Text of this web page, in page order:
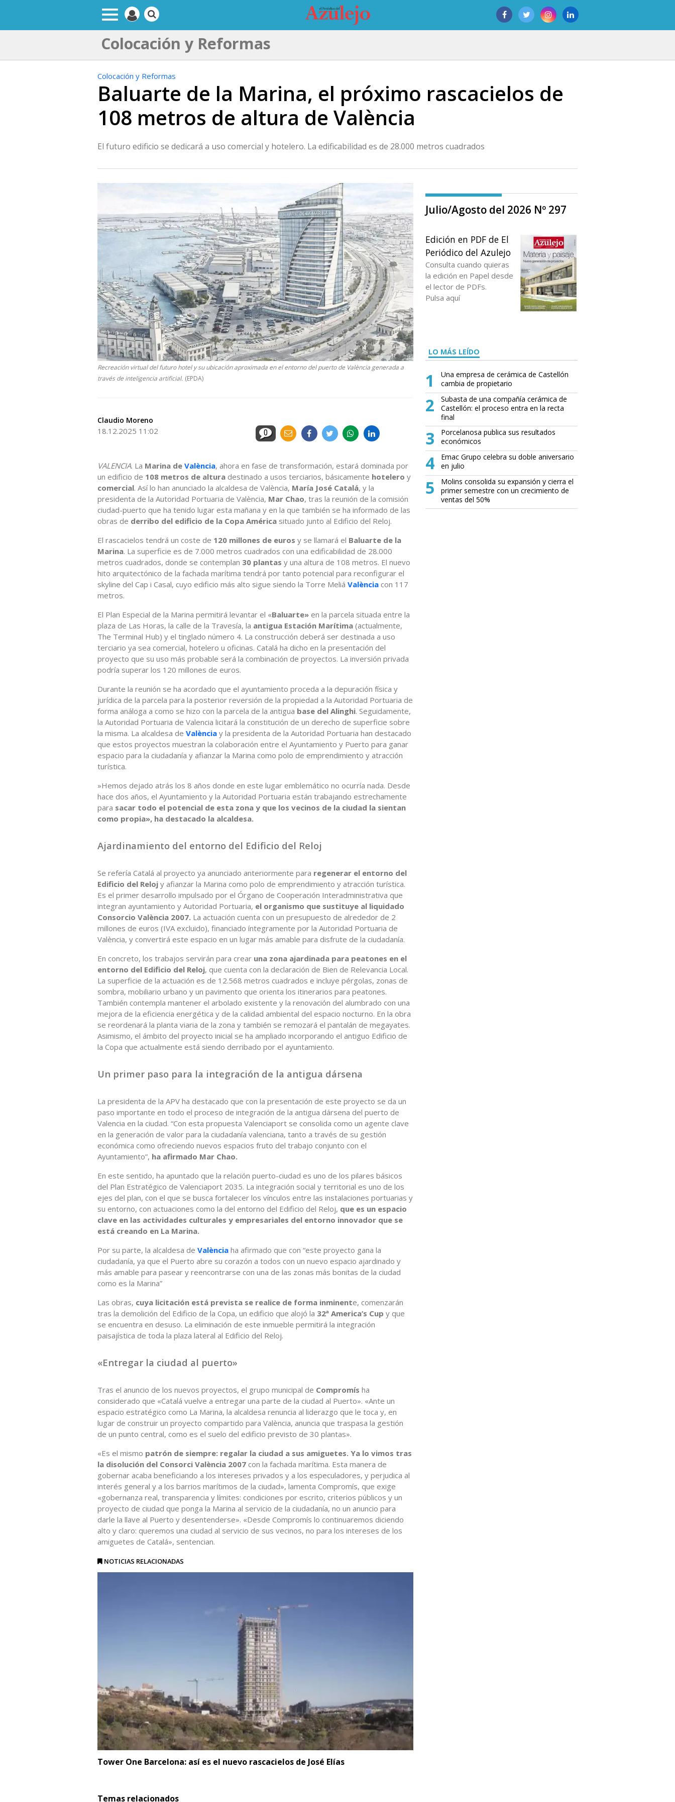
Colocación y Reformas
Colocación y Reformas
Baluarte de la Marina, el próximo rascacielos de
108 metros de altura de València
El futuro edificio se dedicará a uso comercial y hotelero. La edificabilidad es de 28.000 metros cuadrados
Recreación virtual del futuro hotel y su ubicación aproximada en el entorno del puerto de València generada a
través de inteligencia artificial. (EPDA)
Claudio Moreno
18.12.2025 11:02 0
VALENCIA. La Marina de València, ahora en fase de transformación, estará dominada por
un edificio de 108 metros de altura destinado a usos terciarios, básicamente hotelero y
comercial. Así lo han anunciado la alcaldesa de València, María José Catalá, y la
presidenta de la Autoridad Portuaria de València, Mar Chao, tras la reunión de la comisión
ciudad-puerto que ha tenido lugar esta mañana y en la que también se ha informado de las
obras de derribo del edificio de la Copa América situado junto al Edificio del Reloj.
El rascacielos tendrá un coste de 120 millones de euros y se llamará el Baluarte de la
Marina. La superficie es de 7.000 metros cuadrados con una edificabilidad de 28.000
metros cuadrados, donde se contemplan 30 plantas y una altura de 108 metros. El nuevo
hito arquitectónico de la fachada marítima tendrá por tanto potencial para reconfigurar el
skyline del Cap i Casal, cuyo edificio más alto sigue siendo la Torre Meliá València con 117
metros.
El Plan Especial de la Marina permitirá levantar el «Baluarte» en la parcela situada entre la
plaza de Las Horas, la calle de la Travesía, la antigua Estación Marítima (actualmente,
The Terminal Hub) y el tinglado número 4. La construcción deberá ser destinada a uso
terciario ya sea comercial, hotelero u oficinas. Catalá ha dicho en la presentación del
proyecto que su uso más probable será la combinación de proyectos. La inversión privada
podría superar los 120 millones de euros.
Durante la reunión se ha acordado que el ayuntamiento proceda a la depuración física y
jurídica de la parcela para la posterior reversión de la propiedad a la Autoridad Portuaria de
forma análoga a como se hizo con la parcela de la antigua base del Alinghi. Seguidamente,
la Autoridad Portuaria de Valencia licitará la constitución de un derecho de superficie sobre
la misma. La alcaldesa de València y la presidenta de la Autoridad Portuaria han destacado
que estos proyectos muestran la colaboración entre el Ayuntamiento y Puerto para ganar
espacio para la ciudadanía y afianzar la Marina como polo de emprendimiento y atracción
turística.
»Hemos dejado atrás los 8 años donde en este lugar emblemático no ocurría nada. Desde
hace dos años, el Ayuntamiento y la Autoridad Portuaria están trabajando estrechamente
para sacar todo el potencial de esta zona y que los vecinos de la ciudad la sientan
como propia», ha destacado la alcaldesa.
Ajardinamiento del entorno del Edificio del Reloj
Se refería Catalá al proyecto ya anunciado anteriormente para regenerar el entorno del
Edificio del Reloj y afianzar la Marina como polo de emprendimiento y atracción turística.
Es el primer desarrollo impulsado por el Órgano de Cooperación Interadministrativa que
integran ayuntamiento y Autoridad Portuaria, el organismo que sustituye al liquidado
Consorcio València 2007. La actuación cuenta con un presupuesto de alrededor de 2
millones de euros (IVA excluido), financiado íntegramente por la Autoridad Portuaria de
València, y convertirá este espacio en un lugar más amable para disfrute de la ciudadanía.
En concreto, los trabajos servirán para crear una zona ajardinada para peatones en el
entorno del Edificio del Reloj, que cuenta con la declaración de Bien de Relevancia Local.
La superficie de la actuación es de 12.568 metros cuadrados e incluye pérgolas, zonas de
sombra, mobiliario urbano y un pavimento que orienta los itinerarios para peatones.
También contempla mantener el arbolado existente y la renovación del alumbrado con una
mejora de la eficiencia energética y de la calidad ambiental del espacio nocturno. En la obra
se reordenará la planta viaria de la zona y también se remozará el pantalán de megayates.
Asimismo, el ámbito del proyecto inicial se ha ampliado incorporando el antiguo Edificio de
la Copa que actualmente está siendo derribado por el ayuntamiento.
Un primer paso para la integración de la antigua dársena
La presidenta de la APV ha destacado que con la presentación de este proyecto se da un
paso importante en todo el proceso de integración de la antigua dársena del puerto de
Valencia en la ciudad. “Con esta propuesta Valenciaport se consolida como un agente clave
en la generación de valor para la ciudadanía valenciana, tanto a través de su gestión
económica como ofreciendo nuevos espacios fruto del trabajo conjunto con el
Ayuntamiento”, ha afirmado Mar Chao.
En este sentido, ha apuntado que la relación puerto-ciudad es uno de los pilares básicos
del Plan Estratégico de Valenciaport 2035. La integración social y territorial es uno de los
ejes del plan, con el que se busca fortalecer los vínculos entre las instalaciones portuarias y
su entorno, con actuaciones como la del entorno del Edificio del Reloj, que es un espacio
clave en las actividades culturales y empresariales del entorno innovador que se
está creando en La Marina.
Por su parte, la alcaldesa de València ha afirmado que con “este proyecto gana la
ciudadanía, ya que el Puerto abre su corazón a todos con un nuevo espacio ajardinado y
más amable para pasear y reencontrarse con una de las zonas más bonitas de la ciudad
como es la Marina”
Las obras, cuya licitación está prevista se realice de forma inminente, comenzarán
tras la demolición del Edificio de la Copa, un edificio que alojó la 32ª America’s Cup y que
se encuentra en desuso. La eliminación de este inmueble permitirá la integración
paisajística de toda la plaza lateral al Edificio del Reloj.
«Entregar la ciudad al puerto»
Tras el anuncio de los nuevos proyectos, el grupo municipal de Compromís ha
considerado que «Catalá vuelve a entregar una parte de la ciudad al Puerto». «Ante un
espacio estratégico como La Marina, la alcaldesa renuncia al liderazgo que le toca y, en
lugar de construir un proyecto compartido para València, anuncia que traspasa la gestión
de un punto central, como es el suelo del edificio previsto de 30 plantas».
«Es el mismo patrón de siempre: regalar la ciudad a sus amiguetes. Ya lo vimos tras
la disolución del Consorci València 2007 con la fachada marítima. Esta manera de
gobernar acaba beneficiando a los intereses privados y a los especuladores, y perjudica al
interés general y a los barrios marítimos de la ciudad», lamenta Compromís, que exige
«gobernanza real, transparencia y límites: condiciones por escrito, criterios públicos y un
proyecto de ciudad que ponga la Marina al servicio de la ciudadanía, no un anuncio para
darle la llave al Puerto y desentenderse». «Desde Compromís lo continuaremos diciendo
alto y claro: queremos una ciudad al servicio de sus vecinos, no para los intereses de los
amiguetes de Catalá», sentencian.
NOTICIAS RELACIONADAS
Tower One Barcelona: así es el nuevo rascacielos de José Elías
Temas relacionados
Julio/Agosto del 2026 Nº 297
Edición en PDF de El
Periódico del Azulejo
Consulta cuando quieras
la edición en Papel desde
el lector de PDFs.
Pulsa aquí
LO MÁS LEÍDO
1
Una empresa de cerámica de Castellón
cambia de propietario
2
Subasta de una compañía cerámica de
Castellón: el proceso entra en la recta
final
3
Porcelanosa publica sus resultados
económicos
4
Emac Grupo celebra su doble aniversario
en julio
5
Molins consolida su expansión y cierra el
primer semestre con un crecimiento de
ventas del 50%